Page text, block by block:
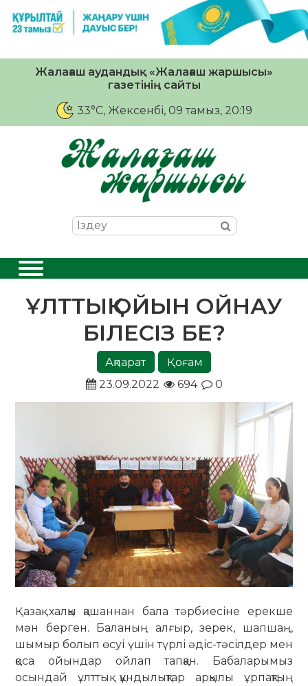
Жалағаш аудандық «Жалағаш жаршысы»
газетінің сайты
33°C, Жексенбі, 09 тамыз, 20:19
ҰЛТТЫҚ ОЙЫН ОЙНАУ
БІЛЕСІЗ БЕ?
Ақпарат
Қоғам
23.09.2022
694 0
Қазақ халқы қашаннан бала тәрбиесіне ерекше
мән берген. Баланың алғыр, зерек, шапшаң,
шымыр болып өсуі үшін түрлі әдіс-тәсілдер мен
қоса ойындар ойлап тапқан. Бабаларымыз
осындай ұлттық құндылықтар арқылы ұрпақтың